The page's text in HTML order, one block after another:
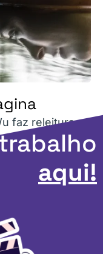
faz releitura
aqui!